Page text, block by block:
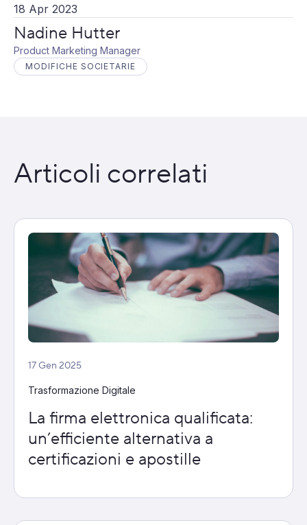
18 Apr 2023
Nadine Hutter
Product Marketing Manager
MODIFICHE SOCIETARIE
Articoli correlati
17 Gen 2025
Trasformazione Digitale
La firma elettronica qualificata:
un’efficiente alternativa a
certificazioni e apostille